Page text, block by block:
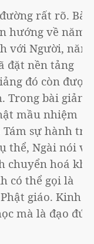
rất rõ. Bài
hướng về năm
với Người, năm
đặt nền tảng
đó còn được
bài giảng
mầu nhiệm
sự hành trì
thể, Ngài nói về
hoá khổ
có thể gọi là
giáo. Kinh
mà là đạo đức